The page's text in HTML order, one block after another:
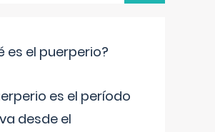
es el puerperio?
es el período
desde el